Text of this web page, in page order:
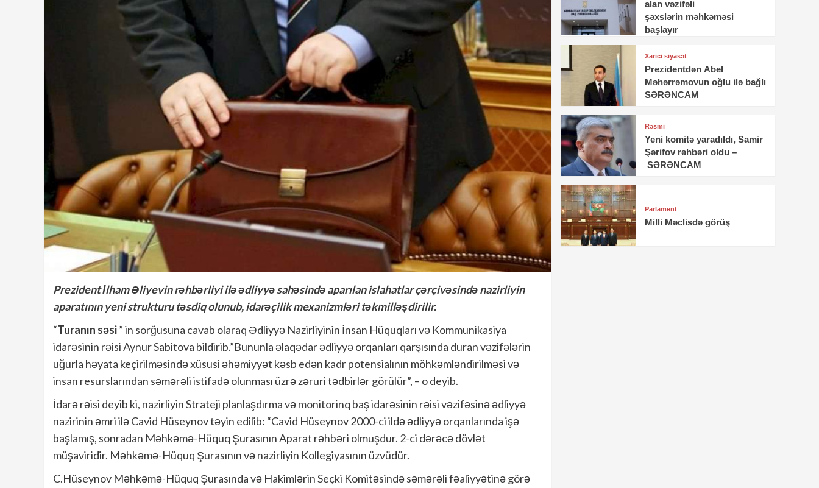
Prezident İlham Əliyevin rəhbərliyi ilə ədliyyə sahəsində aparılan islahatlar çərçivəsində nazirliyin
aparatının yeni strukturu təsdiq olunub, idarəçilik mexanizmləri təkmilləşdirilir.
“Turanın səsi” in sorğusuna cavab olaraq Ədliyyə Nazirliyinin İnsan Hüquqları və Kommunikasiya
idarəsinin rəisi Aynur Sabitova bildirib.”Bununla əlaqədar ədliyyə orqanları qarşısında duran vəzifələrin
uğurla həyata keçirilməsində xüsusi əhəmiyyət kəsb edən kadr potensialının möhkəmləndirilməsi və
insan resurslarından səmərəli istifadə olunması üzrə zəruri tədbirlər görülür”, – o deyib.
İdarə rəisi deyib ki, nazirliyin Strateji planlaşdırma və monitorinq baş idarəsinin rəisi vəzifəsinə ədliyyə
nazirinin əmri ilə Cavid Hüseynov təyin edilib: “Cavid Hüseynov 2000-ci ildə ədliyyə orqanlarında işə
başlamış, sonradan Məhkəmə-Hüquq Şurasının Aparat rəhbəri olmuşdur. 2-ci dərəcə dövlət
müşaviridir. Məhkəmə-Hüquq Şurasının və nazirliyin Kollegiyasının üzvüdür.
C.Hüseynov Məhkəmə-Hüquq Şurasında və Hakimlərin Seçki Komitəsində səmərəli fəaliyyətinə görə
alan vəzifəli
şəxslərin məhkəməsi
başlayır
Xarici siyasət
Prezidentdən Abel
Məhərrəmovun oğlu ilə bağlı
SƏRƏNCAM
Rəsmi
Yeni komitə yaradıldı, Samir
Şərifov rəhbəri oldu –
SƏRƏNCAM
Parlament
Milli Məclisdə görüş